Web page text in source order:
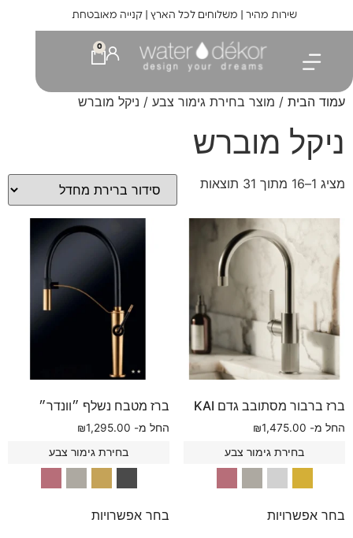
שירות מהיר | משלוחים לכל הארץ | קנייה מאובטחת
0
עמוד הבית / מוצר בחירת גימור צבע / ניקל מוברש
ניקל מוברש
מציג 1–16 מתוך 31 תוצאות
ברז ברבור מסתובב גדם KAI
החל מ- ₪1,475.00
בחירת גימור צבע
בחר אפשרויות
ברז מטבח נשלף ״וונדר״
החל מ- ₪1,295.00
בחירת גימור צבע
בחר אפשרויות